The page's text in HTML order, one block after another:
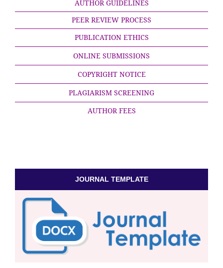
AUTHOR GUIDELINES
PEER REVIEW PROCESS
PUBLICATION ETHICS
ONLINE SUBMISSIONS
COPYRIGHT NOTICE
PLAGIARISM SCREENING
AUTHOR FEES
JOURNAL TEMPLATE